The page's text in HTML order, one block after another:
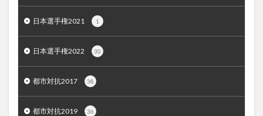
日本選手権2021 1
日本選手権2022 30
都市対抗2017 38
都市対抗2019 36